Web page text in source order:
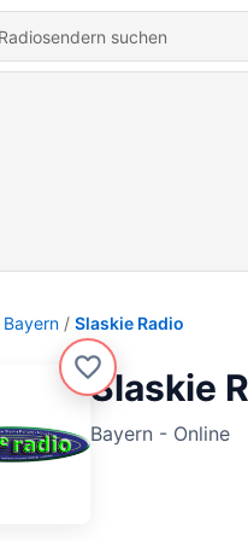
Bayern Slaskie Radio
Slaskie
Bayern - Online